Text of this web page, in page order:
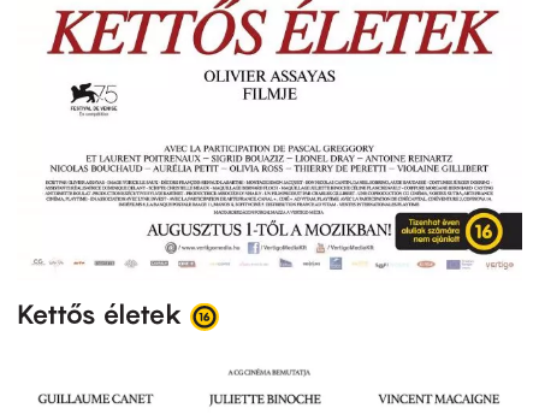
Kettős életek